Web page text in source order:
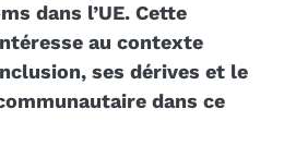
dans l’UE. Cette
au contexte
ses dérives et le
dans ce